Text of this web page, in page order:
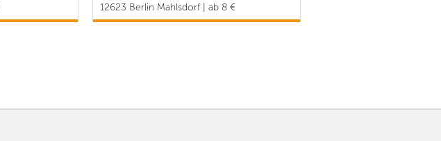
12623 Berlin Mahlsdorf | ab 8 €